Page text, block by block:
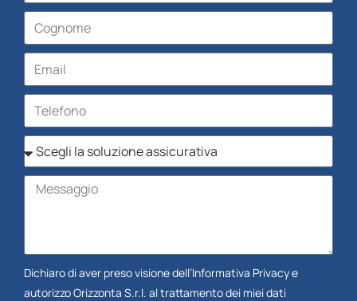
Dichiaro di aver preso visione dell’Informativa Privacye
autorizzo Orizzonta S.r.l. al trattamento dei miei dati